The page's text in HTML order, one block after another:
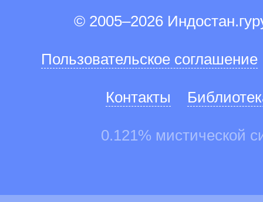
© 2005–2026
Пользовательское соглашение
Контакты
0.121% мистической